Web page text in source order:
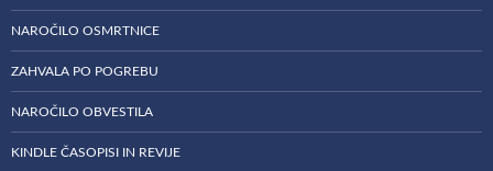
NAROČILO OSMRTNICE
ZAHVALA PO POGREBU
NAROČILO OBVESTILA
KINDLE ČASOPISI IN REVIJE